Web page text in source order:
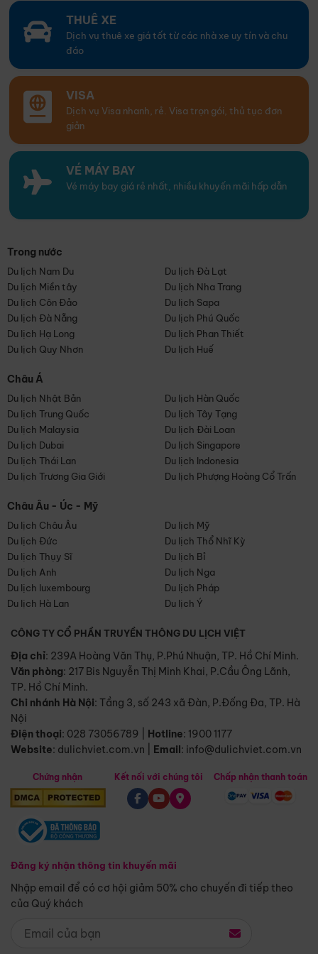
THUÊ XE
Dịch vụ thuê xe giá tốt từ các nhà xe uy tín và chu
đáo
VISA
Dịch vụ Visa nhanh, rẻ. Visa trọn gói, thủ tục đơn
giản
VÉ MÁY BAY
Vé máy bay giá rẻ nhất, nhiều khuyến mãi hấp dẫn
Trong nước
Du lịch Nam Du
Du lịch Đà Lạt
Du lịch Miền tây
Du lịch Nha Trang
Du lịch Côn Đảo
Du lịch Sapa
Du lịch Đà Nẵng
Du lịch Phú Quốc
Du lịch Hạ Long
Du lịch Phan Thiết
Du lịch Quy Nhơn
Du lịch Huế
Châu Á
Du lịch Nhật Bản
Du lịch Hàn Quốc
Du lịch Trung Quốc
Du lịch Tây Tạng
Du lịch Malaysia
Du lịch Đài Loan
Du lịch Dubai
Du lịch Singapore
Du lịch Thái Lan
Du lịch Indonesia
Du lịch Trương Gia Giới
Du lịch Phượng Hoàng Cổ Trấn
Châu Âu - Úc - Mỹ
Du lịch Châu Âu
Du lịch Mỹ
Du lịch Đức
Du lịch Thổ Nhĩ Kỳ
Du lịch Thụy Sĩ
Du lịch Bỉ
Du lịch Anh
Du lịch Nga
Du lịch luxembourg
Du lịch Pháp
Du lịch Hà Lan
Du lịch Ý
CÔNG TY CỔ PHẦN TRUYỀN THÔNG DU LỊCH VIỆT
Địa chỉ: 239A Hoàng Văn Thụ, P.Phú Nhuận, TP. Hồ Chí Minh.
Văn phòng: 217 Bis Nguyễn Thị Minh Khai, P.Cầu Ông Lãnh,
TP. Hồ Chí Minh.
Chi nhánh Hà Nội: Tầng 3, số 243 xã Đàn, P.Đống Đa, TP. Hà
Nội
Điện thoại: 028 73056789 Hotline: 1900 1177
Website: dulichviet.com.vn Email: info@dulichviet.com.vn
Chứng nhận
Đăng ký nhận thông tin khuyến mãi
Nhập email để có cơ hội giảm 50% cho chuyến đi tiếp theo
của Quý khách
Kết nối với chúng tôi Chấp nhận thanh toán